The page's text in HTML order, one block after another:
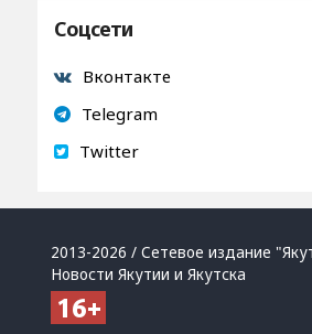
Соцсети
Вконтакте
Telegram
Twitter
2013-2026 / Сетевое издание
Новости Якутии и Якутска